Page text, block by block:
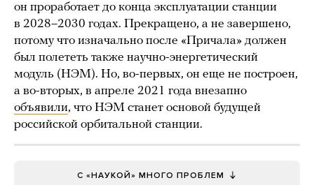
он проработает до конца эксплуатации станции
в 2028–2030 годах. Прекращено, а не завершено,
потому что изначально после «Причала» должен
был полететь также научно-энергетический
модуль (НЭМ). Но, во-первых, он еще не построен,
а во-вторых, в апреле 2021 года внезапно
объявили, что НЭМ станет основой будущей
российской орбитальной станции.
С «НАУКОЙ» МНОГО ПРОБЛЕМ